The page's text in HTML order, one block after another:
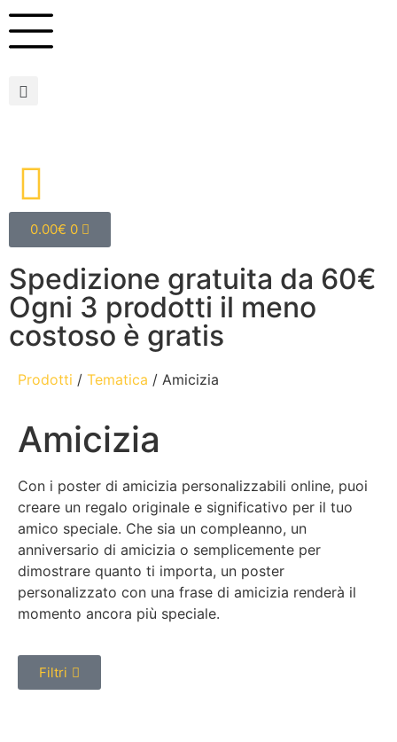
0.00€ 0
Spedizione gratuita da 60€
Ogni 3 prodotti il meno
costoso è gratis
Prodotti / Tematica / Amicizia
Amicizia
Con i poster di amicizia personalizzabili online, puoi
creare un regalo originale e significativo per il tuo
amico speciale. Che sia un compleanno, un
anniversario di amicizia o semplicemente per
dimostrare quanto ti importa, un poster
personalizzato con una frase di amicizia renderà il
momento ancora più speciale.
Filtri